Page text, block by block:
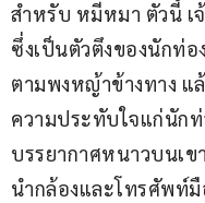
สำหรับ หมีหมา ตัวนี้ เ
ซึ่งเป็นตัวตึงของนักท่อ
ตามพงหญ้าข้างทาง แ
ความประทับใจแก่นัก
บรรยากาศหนาวบนเข
นำกล้องและโทรศัพท์